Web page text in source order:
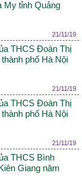
My tỉnh Quảng
21/11/19
THCS Đoàn Thị
phố Hà Nội
21/11/19
THCS Đoàn Thị
phố Hà Nội
21/11/19
THCS Bình
Giang năm